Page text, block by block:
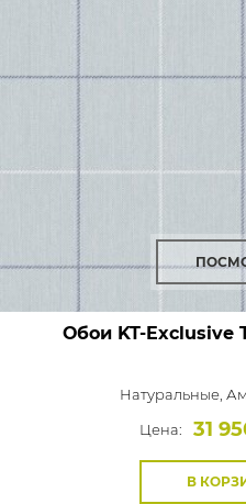
Обои KT-Exclusive
Натуральные,
Цена:
31
В